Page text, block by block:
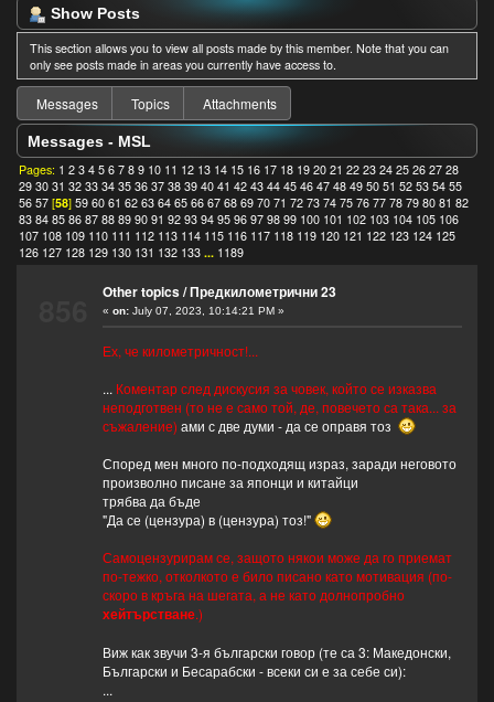
Show Posts
This section allows you to view all posts made by this member. Note that you can
only see posts made in areas you currently have access to.
Messages Topics Attachments
Messages - MSL
Pages: 1 2 3 4 5 6 7 8 9 10 11 12 13 14 15 16 17 18 19 20 21 22 23 24 25 26 27 28
29 30 31 32 33 34 35 36 37 38 39 40 41 42 43 44 45 46 47 48 49 50 51 52 53 54 55
56 57 [58]59 60 61 62 63 64 65 66 67 68 69 70 71 72 73 74 75 76 77 78 79 80 81 82
83 84 85 86 87 88 89 90 91 92 93 94 95 96 97 98 99 100 101 102 103 104 105 106
107 108 109 110 111 112 113 114 115 116 117 118 119 120 121 122 123 124 125
126 127 128 129 130 131 132 133 ... 1189
Other topics/Предкилометрични 23
« on:July 07, 2023, 10:14:21 PM »
Ех, че километричност!...
... Коментар след дискусия за човек, който се изказва
неподготвен (то не е само той, де, повечето са така... за
съжаление) ами с две думи - да се оправя тоз
Според мен много по-подходящ израз, заради неговото
произволно писане за японци и китайци
трябва да бъде
"Да се (цензура) в (цензура) тоз!"
Самоцензурирам се, защото някои може да го приемат
по-тежко, отколкото е било писано като мотивация (по-
скоро в кръга на шегата, а не като долнопробно
хейтърстване.)
Виж как звучи 3-я български говор (те са 3: Македонски,
Български и Бесарабски - всеки си е за себе си):
...